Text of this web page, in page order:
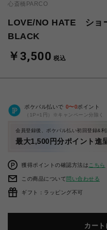
心斎橋PARCO
LOVE/NO HATE ショ
BLACK
￥3,500 税込
ポケパル払いで 0〜0ポイント
（1P=1円）※キャンペーン分除く
会員登録後、ポケパル払い初回登録&利
最大1,500円分ポイント進
獲得ポイントの確認方法は こちら
この商品について問い合わせる
ギフト：ラッピング不可
カー